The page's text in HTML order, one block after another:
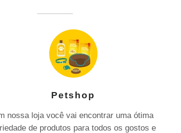
Petshop
nossa loja você vai encontrar uma ótima
de produtos para todos os gostos e